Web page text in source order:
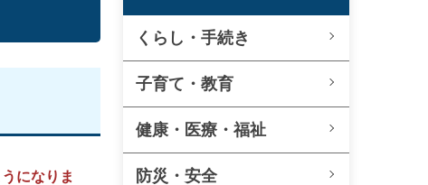
になりま
くらし・手続き
子育て・教育
健康・医療・福祉
防災・安全